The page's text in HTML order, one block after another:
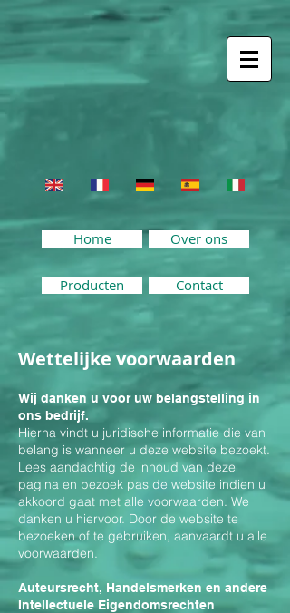
Home Over ons
Producten Contact
Wettelijke voorwaarden
Wij danken u voor uw belangstelling in
ons bedrijf.
Hierna vindt u juridische informatie die van
belang is wanneer u deze website bezoekt.
Lees aandachtig de inhoud van deze
pagina en bezoek pas de website indien u
akkoord gaat met alle voorwaarden. We
danken u hiervoor. Door de website te
bezoeken of te gebruiken, aanvaardt u alle
voorwaarden.
Auteursrecht, Handelsmerken en andere
Intellectuele Eigendomsrechten